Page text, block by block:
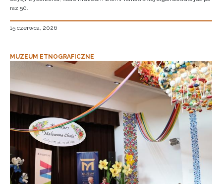
raz 50.
15 czerwca, 2026
MUZEUM ETNOGRAFICZNE